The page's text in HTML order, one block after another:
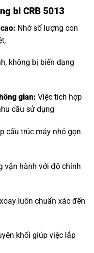
bi CRB 5013
Nhờ số lượng con
không bị biến dạng
gian: Việc tích hợp
cầu sử dụng
cấu trúc máy nhỏ gọn
vận hành với độ chính
luôn chuẩn xác đến
khối giúp việc lắp